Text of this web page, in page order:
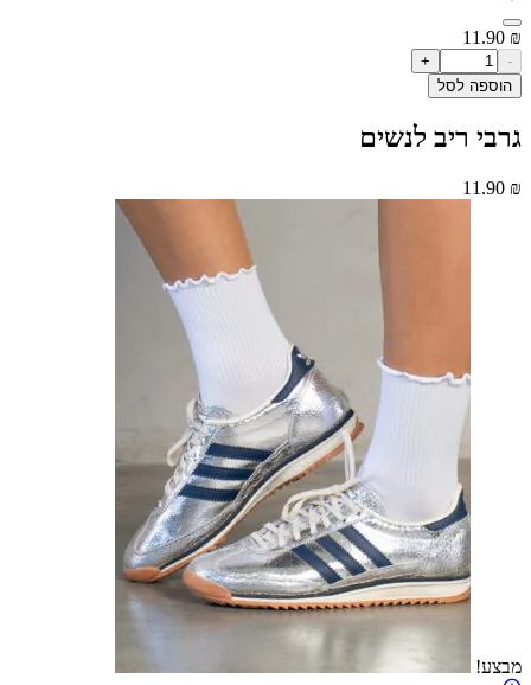
לסל
ריב לנשים